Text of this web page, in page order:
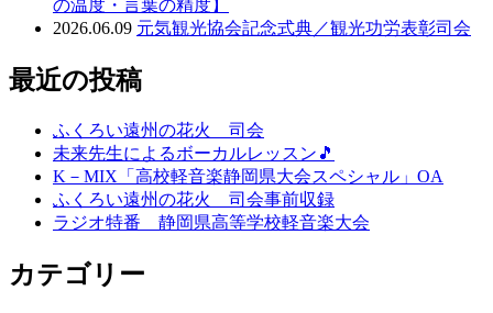
の温度・言葉の精度】
2026.06.09 元気観光協会記念式典／観光功労表彰司会
最近の投稿
ふくろい遠州の花火 司会
未来先生によるボーカルレッスン🎵
K－MIX「高校軽音楽静岡県大会スペシャル」OA
ふくろい遠州の花火 司会事前収録
ラジオ特番 静岡県高等学校軽音楽大会
カテゴリー